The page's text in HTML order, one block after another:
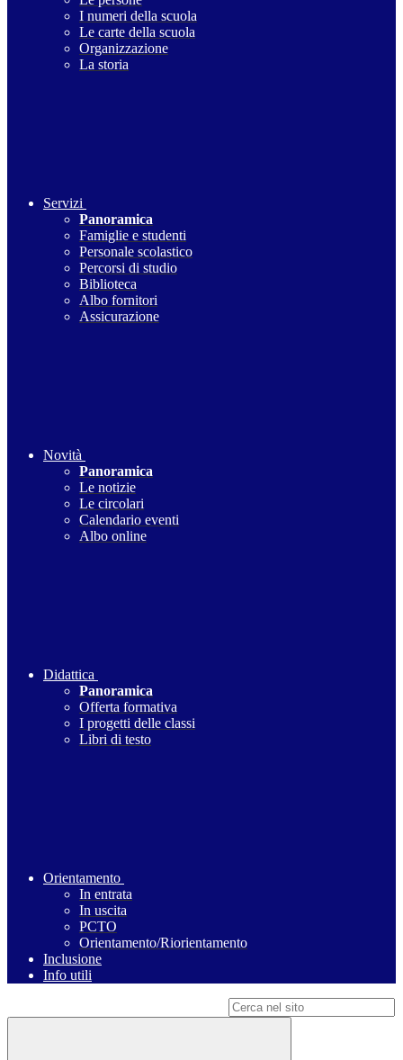
I numeri della scuola
Le carte della scuola
Organizzazione
La storia
Servizi
Panoramica
Famiglie e studenti
Personale scolastico
Percorsi di studio
Biblioteca
Albo fornitori
Assicurazione
Novità
Panoramica
Le notizie
Le circolari
Calendario eventi
Albo online
Didattica
Panoramica
Offerta formativa
I progetti delle classi
Libri di testo
Orientamento
In entrata
In uscita
PCTO
Orientamento/Riorientamento
Inclusione
Info utili